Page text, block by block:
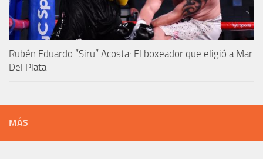
Rubén Eduardo “Siru” Acosta: El boxeador que eligió a Mar
Del Plata
MÁS